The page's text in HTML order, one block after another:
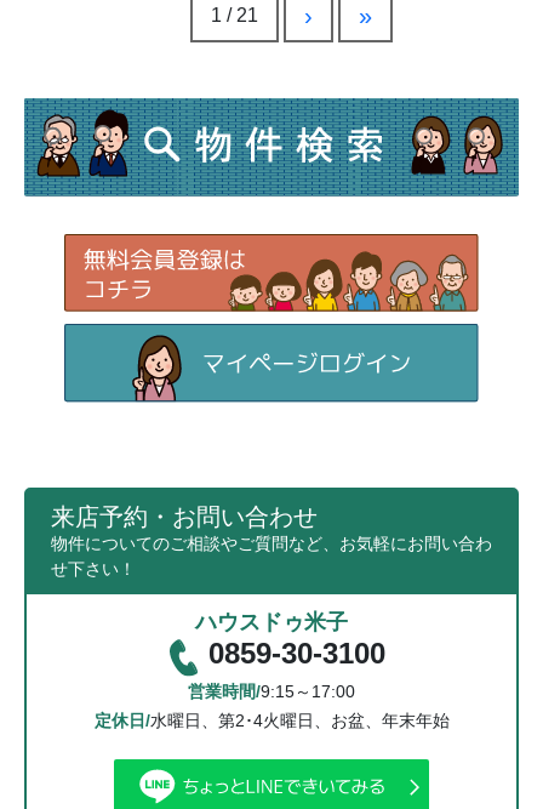
1 / 21 › »
来店予約・お問い合わせ
物件についてのご相談やご質問など、お気軽にお問い合わ
せ下さい！
ハウスドゥ米子
0859-30-3100
営業時間/9:15～17:00
定休日/水曜日、第2･4火曜日、お盆、年末年始